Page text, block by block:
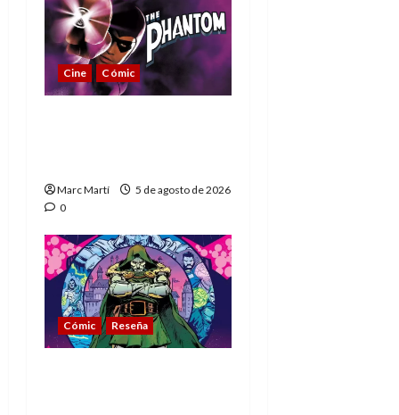
Cine Cómic
Marc Martí
5 de agosto de 2026
0
Cómic Reseña